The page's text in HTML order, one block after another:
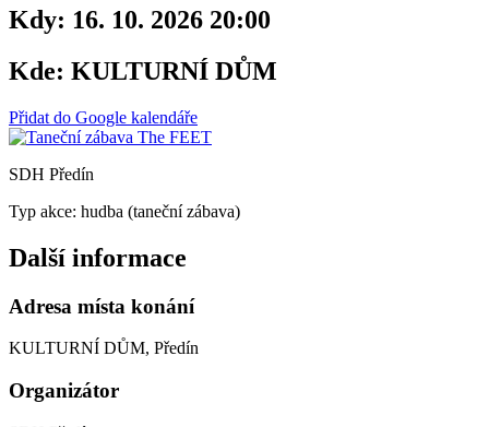
Kdy: 16. 10. 2026 20:00
Kde: KULTURNÍ DŮM
Přidat do Google kalendáře
SDH Předín
Typ akce: hudba (taneční zábava)
Další informace
Adresa místa konání
KULTURNÍ DŮM, Předín
Organizátor